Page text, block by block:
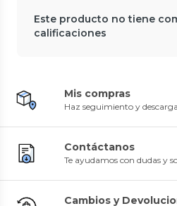
Este producto no tiene
calificaciones
Mis compras
Haz seguimiento y
Contáctanos
Te ayudamos con dudas y
Cambios y